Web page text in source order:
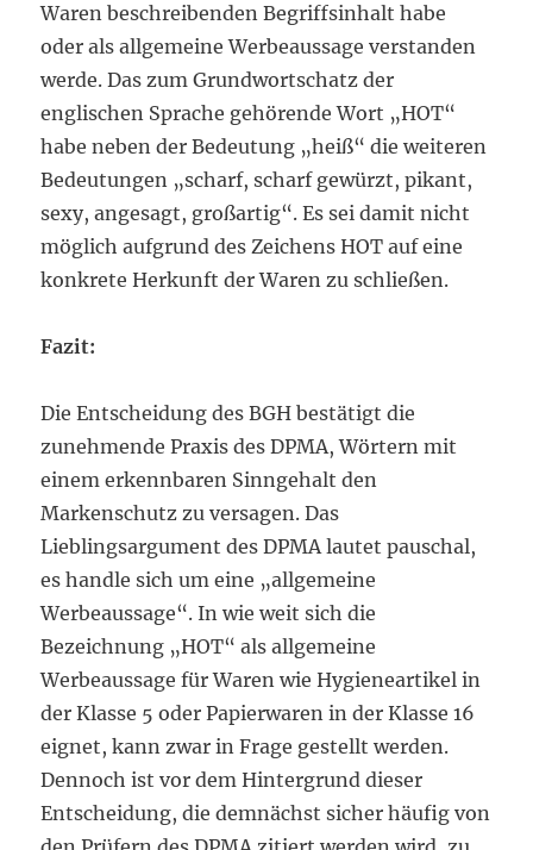
Waren beschreibenden Begriffsinhalt habe
oder als allgemeine Werbeaussage verstanden
werde. Das zum Grundwortschatz der
englischen Sprache gehörende Wort „HOT“
habe neben der Bedeutung „heiß“ die weiteren
Bedeutungen „scharf, scharf gewürzt, pikant,
sexy, angesagt, großartig“. Es sei damit nicht
möglich aufgrund des Zeichens HOT auf eine
konkrete Herkunft der Waren zu schließen.
Fazit:
Die Entscheidung des BGH bestätigt die
zunehmende Praxis des DPMA, Wörtern mit
einem erkennbaren Sinngehalt den
Markenschutz zu versagen. Das
Lieblingsargument des DPMA lautet pauschal,
es handle sich um eine „allgemeine
Werbeaussage“. In wie weit sich die
Bezeichnung „HOT“ als allgemeine
Werbeaussage für Waren wie Hygieneartikel in
der Klasse 5 oder Papierwaren in der Klasse 16
eignet, kann zwar in Frage gestellt werden.
Dennoch ist vor dem Hintergrund dieser
Entscheidung, die demnächst sicher häufig von